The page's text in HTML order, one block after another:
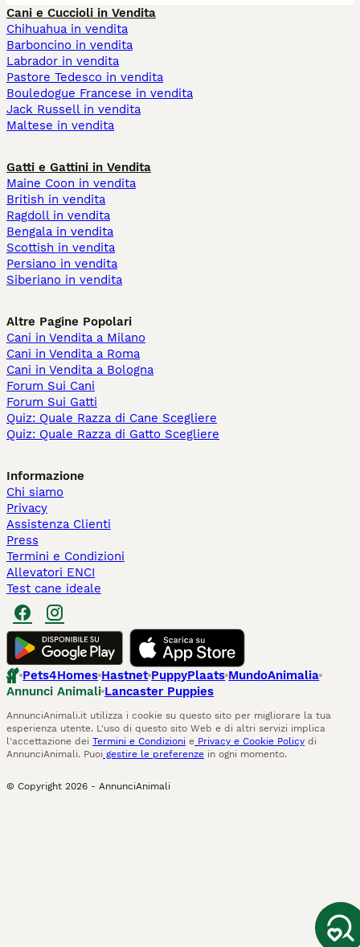
Cani e Cuccioli in Vendita
Chihuahua in vendita
Barboncino in vendita
Labrador in vendita
Pastore Tedesco in vendita
Bouledogue Francese in vendita
Jack Russell in vendita
Maltese in vendita
Gatti e Gattini in Vendita
Maine Coon in vendita
British in vendita
Ragdoll in vendita
Bengala in vendita
Scottish in vendita
Persiano in vendita
Siberiano in vendita
Altre Pagine Popolari
Cani in Vendita a Milano
Cani in Vendita a Roma
Cani in Vendita a Bologna
Forum Sui Cani
Forum Sui Gatti
Quiz: Quale Razza di Cane Scegliere
Quiz: Quale Razza di Gatto Scegliere
Informazione
Chi siamo
Privacy
Assistenza Clienti
Press
Termini e Condizioni
Allevatori ENCI
Test cane ideale
Pets4Homes Hastnet PuppyPlaats MundoAnimalia
Annunci Animali Lancaster Puppies
AnnunciAnimali.it utilizza i cookie su questo sito per migliorare la tua
esperienza utente. L'uso di questo sito Web e di altri servizi implica
l'accettazione dei Termini e Condizioni e Privacy e Cookie Policy di
AnnunciAnimali. Puoi gestire le preferenze in ogni momento.
© Copyright 2026 - AnnunciAnimali